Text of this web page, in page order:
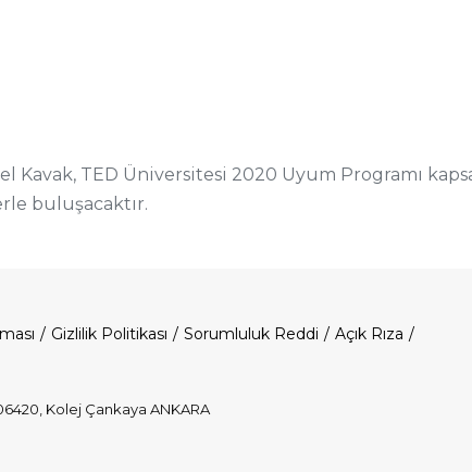
Kavak, TED Üniversitesi 2020 Uyum Programı
buluşacaktır.
Gizlilik Politikası Sorumluluk Reddi
Açık Rıza
Kolej Çankaya ANKARA